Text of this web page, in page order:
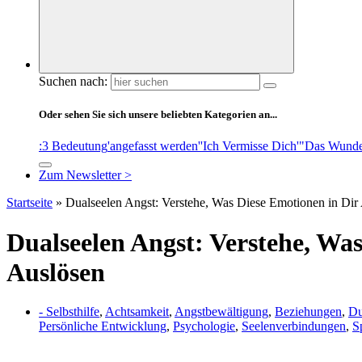
Suchen nach:
Oder sehen Sie sich unsere beliebten Kategorien an...
:3 Bedeutung'angefasst werden''Ich Vermisse Dich'"Das
Zum Newsletter >
Startseite » Dualseelen Angst: Verstehe, Was Diese Emotionen in Dir
Dualseelen Angst: Verstehe,
Auslösen
- Selbsthilfe, Achtsamkeit, Angstbewältigung, Beziehungen,
Persönliche Entwicklung, Psychologie, Seelenverbindungen,